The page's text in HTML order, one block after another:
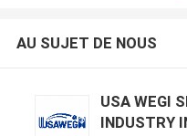
AU SUJET DE NOUS
USA WEGI
INDUSTRY